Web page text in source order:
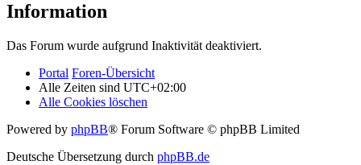
Information
Das Forum wurde aufgrund Inaktivität deaktiviert.
Portal Foren-Übersicht
Alle Zeiten sind UTC+02:00
Alle Cookies löschen
Powered by phpBB® Forum Software © phpBB Limited
Deutsche Übersetzung durch phpBB.de